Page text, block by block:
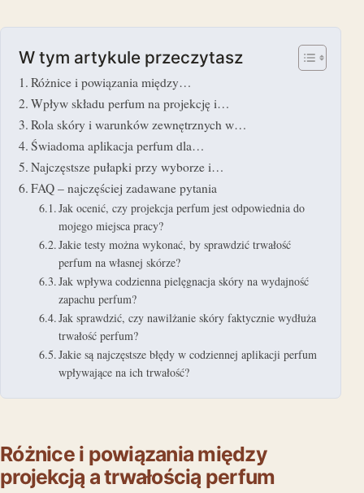
W tym artykule przeczytasz
Różnice i powiązania między…
Wpływ składu perfum na projekcję i…
Rola skóry i warunków zewnętrznych w…
Świadoma aplikacja perfum dla…
Najczęstsze pułapki przy wyborze i…
FAQ – najczęściej zadawane pytania
Jak ocenić, czy projekcja perfum jest odpowiednia do
mojego miejsca pracy?
Jakie testy można wykonać, by sprawdzić trwałość
perfum na własnej skórze?
Jak wpływa codzienna pielęgnacja skóry na wydajność
zapachu perfum?
Jak sprawdzić, czy nawilżanie skóry faktycznie wydłuża
trwałość perfum?
Jakie są najczęstsze błędy w codziennej aplikacji perfum
wpływające na ich trwałość?
Różnice i powiązania między
projekcją a trwałością perfum